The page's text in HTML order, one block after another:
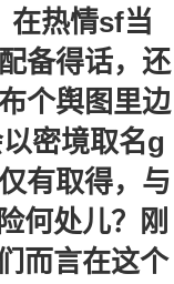
在热情sf当
备得话，还
个舆图里边
密境取名g
有取得，与
何处儿？刚
而言在这个